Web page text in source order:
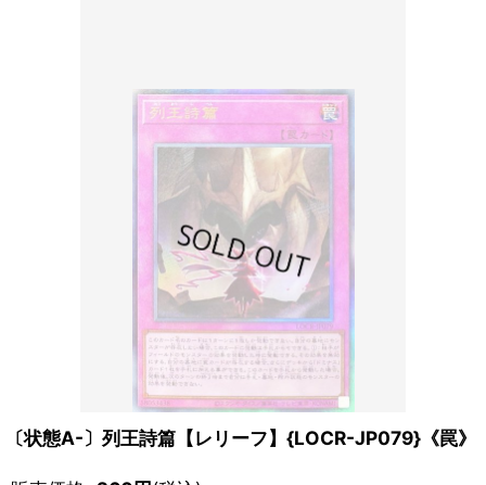
〔状態A-〕列王詩篇【レリーフ】{LOCR-JP079}《罠》